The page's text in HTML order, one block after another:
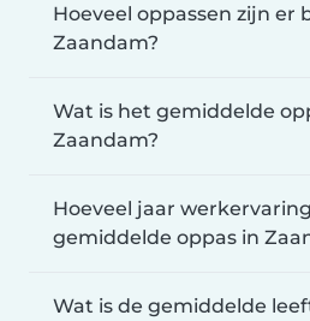
Hoeveel oppassen zijn er
Zaandam?
Wat is het gemiddelde
Zaandam?
Hoeveel jaar
gemiddelde oppas in
Wat is de gemiddelde